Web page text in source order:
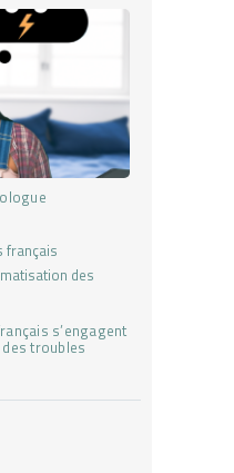
s’engagent
troubles